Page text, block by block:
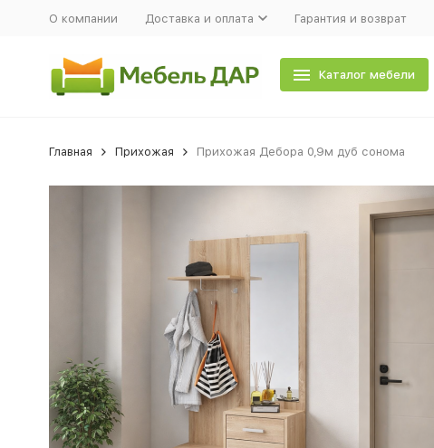
О компании Доставка и оплата Гарантия и возврат
Каталог мебели
Главная Прихожая Прихожая Дебора 0,9м дуб сонома